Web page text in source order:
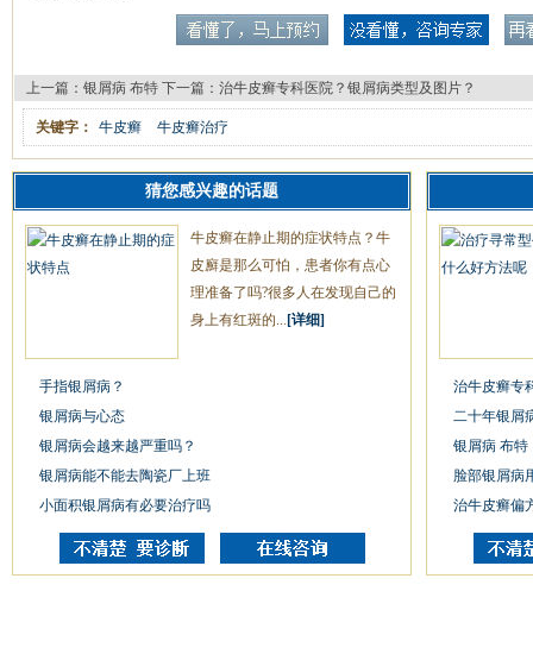
上一篇： 银屑病 布特 下一篇： 治牛皮癣专科医院？银屑病类型及图片？
关键字： 牛皮癣 牛皮癣治疗
猜您感兴趣的话题
牛皮癣在静止期的症状特点？牛
皮廯是那么可怕，患者你有点心
理准备了吗?很多人在发现自己的
身上有红斑的... [详细]
手指银屑病？
银屑病与心态
银屑病会越来越严重吗？
银屑病能不能去陶瓷厂上班
小面积银屑病有必要治疗吗
治牛皮癣专
二十年银屑
银屑病 布特
脸部银屑病
治牛皮癣偏